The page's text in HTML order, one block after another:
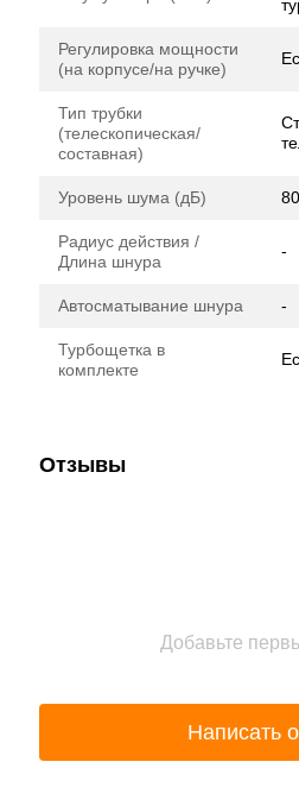
Регулировка мощности
(на корпусе/на ручке)
Тип трубки
(телескопическая/
составная)
Уровень шума (дБ)
Радиус действия /
Длина шнура
-
Автосматывание шнура -
Турбощетка в
комплекте
Отзывы
Добавьте
Написать